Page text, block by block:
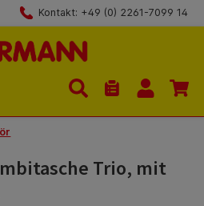
Kontakt: +49 (0) 2261-7099 14
Du hast 0
Trio, mit